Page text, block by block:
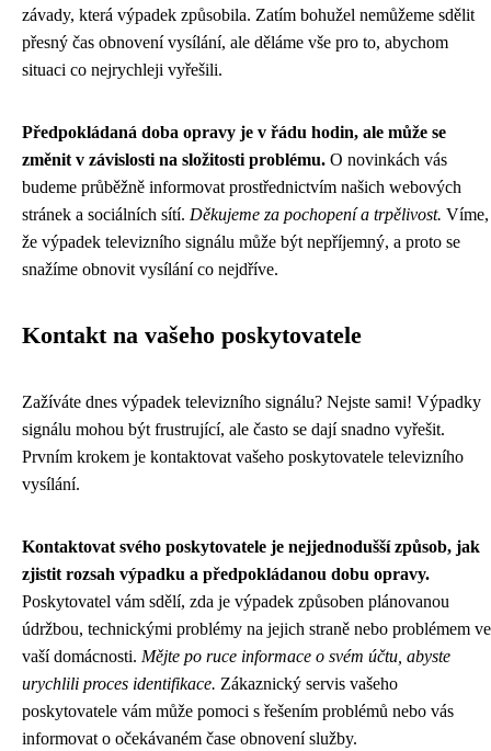
závady, která výpadek způsobila. Zatím bohužel nemůžeme sdělit
přesný čas obnovení vysílání, ale děláme vše pro to, abychom
situaci co nejrychleji vyřešili.
Předpokládaná doba opravy je v řádu hodin, ale může se
změnit v závislosti na složitosti problému. O novinkách vás
budeme průběžně informovat prostřednictvím našich webových
stránek a sociálních sítí. Děkujeme za pochopení a trpělivost. Víme,
že výpadek televizního signálu může být nepříjemný, a proto se
snažíme obnovit vysílání co nejdříve.
Kontakt na vašeho poskytovatele
Zažíváte dnes výpadek televizního signálu? Nejste sami! Výpadky
signálu mohou být frustrující, ale často se dají snadno vyřešit.
Prvním krokem je kontaktovat vašeho poskytovatele televizního
vysílání.
Kontaktovat svého poskytovatele je nejjednodušší způsob, jak
zjistit rozsah výpadku a předpokládanou dobu opravy.
Poskytovatel vám sdělí, zda je výpadek způsoben plánovanou
údržbou, technickými problémy na jejich straně nebo problémem ve
vaší domácnosti. Mějte po ruce informace o svém účtu, abyste
urychlili proces identifikace. Zákaznický servis vašeho
poskytovatele vám může pomoci s řešením problémů nebo vás
informovat o očekávaném čase obnovení služby.